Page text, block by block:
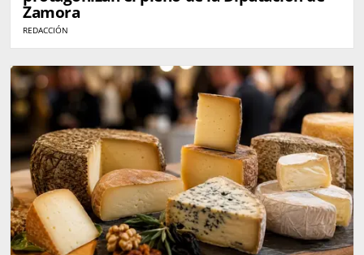
Zamora
REDACCIÓN